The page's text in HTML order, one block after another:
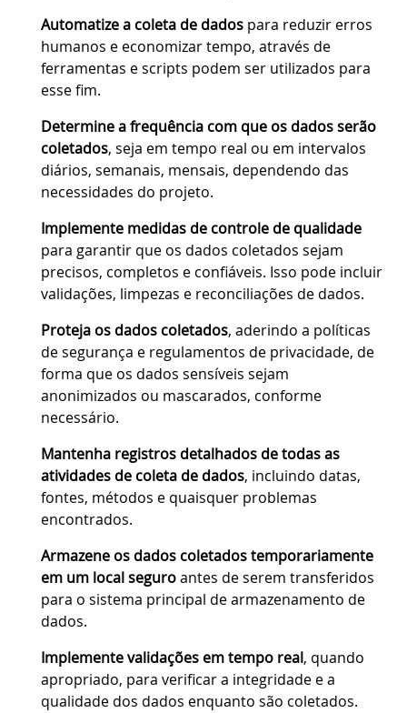
Automatize a coleta de dadospara reduzir erros
humanos e economizar tempo, através de
ferramentas e scripts podem ser utilizados para
esse fim.
Determine a frequência com que os dados serão
coletados, seja em tempo real ou em intervalos
diários, semanais, mensais, dependendo das
necessidades do projeto.
Implemente medidas de controle de qualidade
para garantir que os dados coletados sejam
precisos, completos e confiáveis. Isso pode incluir
validações, limpezas e reconciliações de dados.
Proteja os dados coletados, aderindo a políticas
de segurança e regulamentos de privacidade, de
forma que os dados sensíveis sejam
anonimizados ou mascarados, conforme
necessário.
Mantenha registros detalhados de todas as
atividades de coleta de dados, incluindo datas,
fontes, métodos e quaisquer problemas
encontrados.
Armazene os dados coletados temporariamente
em um local seguroantes de serem transferidos
para o sistema principal de armazenamento de
dados.
Implemente validações em tempo real, quando
apropriado, para verificar a integridade e a
qualidade dos dados enquanto são coletados.